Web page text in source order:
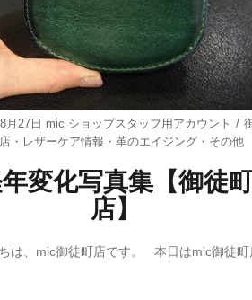
月27日 mic ショップスタッフ用アカウント
・ レザーケア情報 ・ 革のエイジング・ その他
変化写真集【御徒
店】
は、mic御徒町店です。 本日はmic御徒町